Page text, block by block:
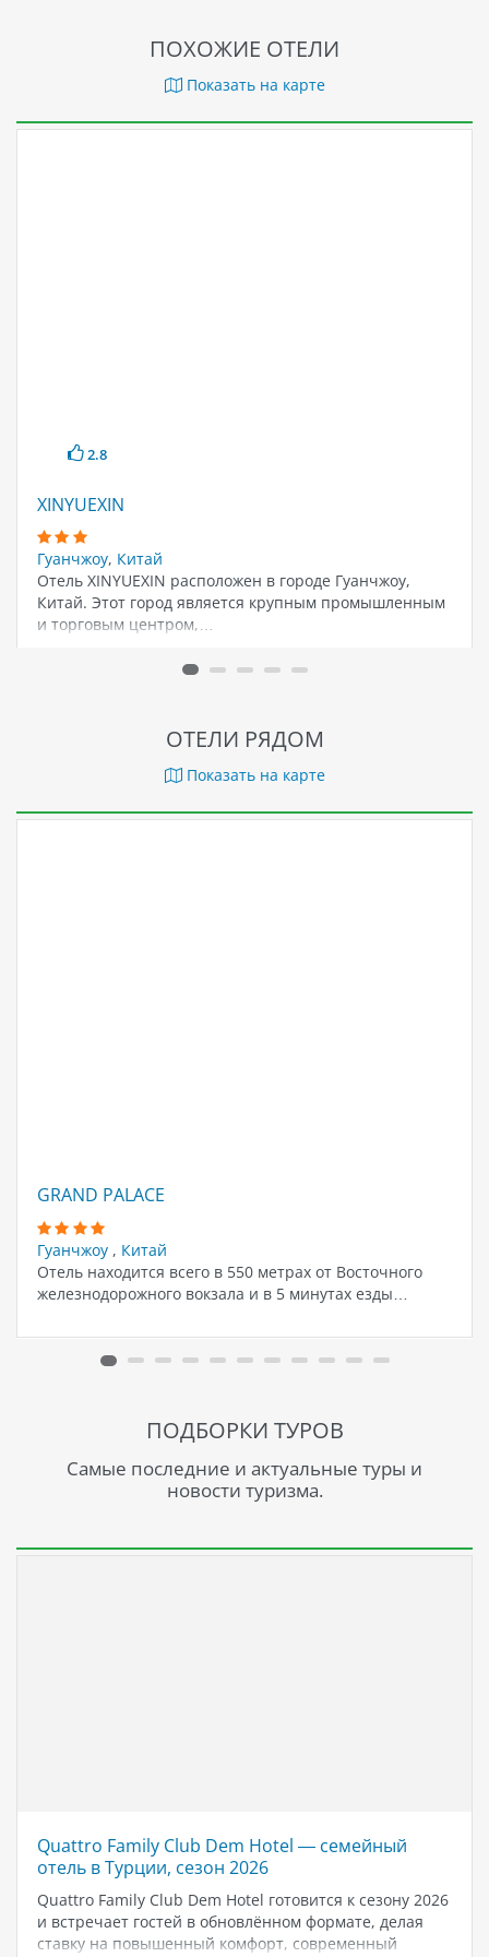
ПОХОЖИЕ ОТЕЛИ
Показать на карте
2.8
XINYUEXIN
Гуанчжоу, Китай
Отель XINYUEXIN расположен в городе Гуанчжоу,
Китай. Этот город является крупным промышленным
и торговым центром,…
ОТЕЛИ РЯДОМ
Показать на карте
GRAND PALACE
Гуанчжоу , Китай
Отель находится всего в 550 метрах от Восточного
железнодорожного вокзала и в 5 минутах езды…
ПОДБОРКИ ТУРОВ
Самые последние и актуальные туры и
новости туризма.
Quattro Family Club Dem Hotel — семейный
отель в Турции, сезон 2026
Quattro Family Club Dem Hotel готовится к сезону 2026
и встречает гостей в обновлённом формате, делая
ставку на повышенный комфорт, современный